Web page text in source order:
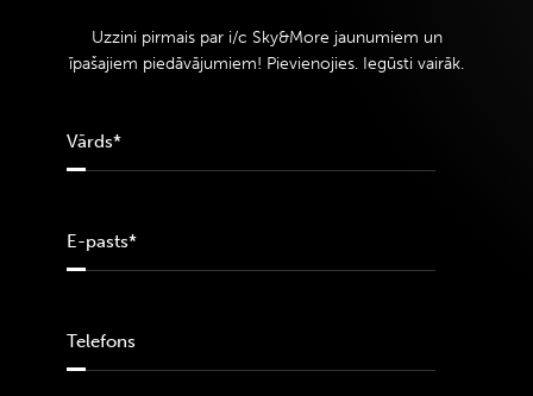
Uzzini pirmais par i/c Sky&More jaunumiem un
īpašajiem piedāvājumiem! Pievienojies. Iegūsti vairāk.